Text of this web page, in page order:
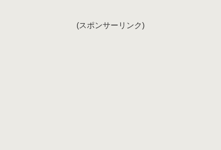
(スポンサーリンク)